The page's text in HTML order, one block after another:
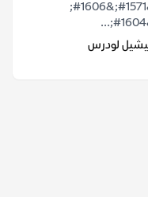
&#1571;&#1606;
لودرس